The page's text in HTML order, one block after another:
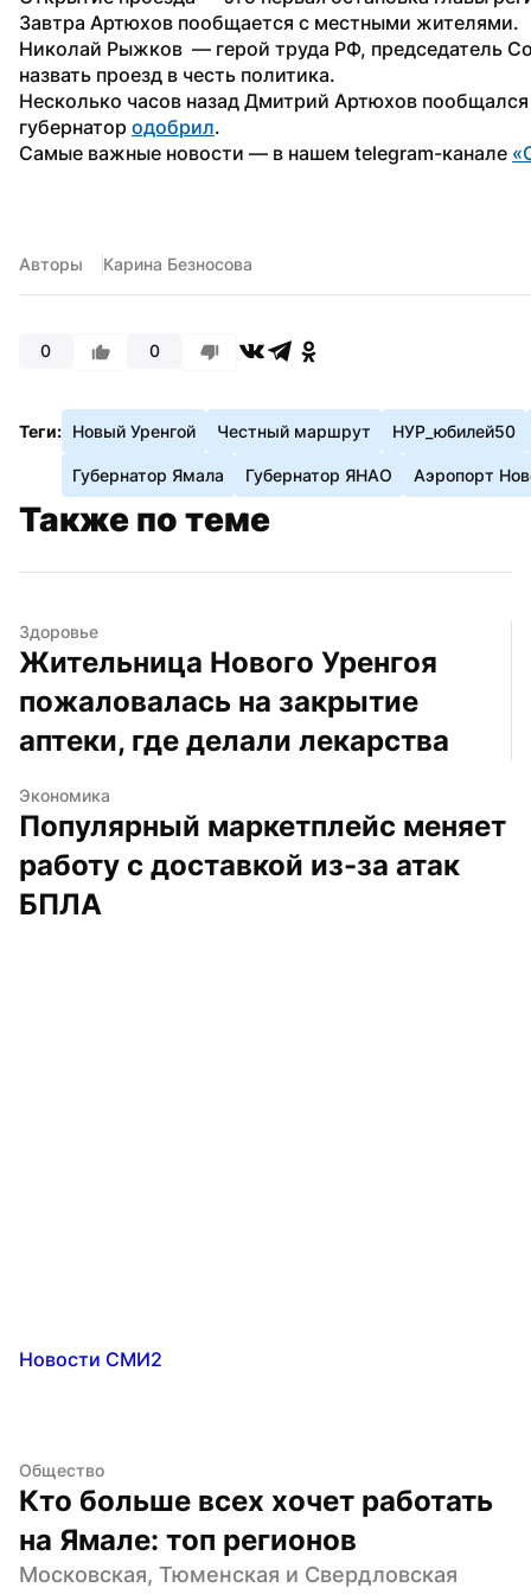
Завтра Артюхов пообщается с местными жителями.
Николай Рыжков  — герой труда РФ, председатель
назвать проезд в честь политика.
Несколько часов назад Дмитрий Артюхов
губернатор одобрил.
Самые важные новости — в нашем telegram-канале
Авторы Карина Безносова
0 0
Теги: Новый Уренгой Честный маршрут НУР_юбилей50
Губернатор Ямала Губернатор ЯНАО Аэропорт
Также по теме
Здоровье
Жительница Нового Уренгоя
пожаловалась на закрытие
аптеки, где делали лекарства
Экономика
Популярный маркетплейс меняет
работу с доставкой из-за атак
БПЛА
Новости СМИ2
Общество
Кто больше всех хочет работать
на Ямале: топ регионов
Московская, Тюменская и Свердловская